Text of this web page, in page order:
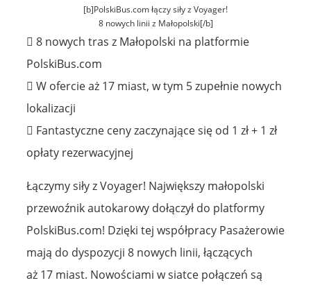
[b]PolskiBus.com łączy siły z Voyager!
8 nowych linii z Małopolski[/b]
 8 nowych tras z Małopolski na platformie
PolskiBus.com
 W ofercie aż 17 miast, w tym 5 zupełnie nowych
lokalizacji
 Fantastyczne ceny zaczynające się od 1 zł + 1 zł
opłaty rezerwacyjnej
Łączymy siły z Voyager! Największy małopolski
przewoźnik autokarowy dołączył do platformy
PolskiBus.com! Dzięki tej współpracy Pasażerowie
mają do dyspozycji 8 nowych linii, łączących
aż 17 miast. Nowościami w siatce połączeń są